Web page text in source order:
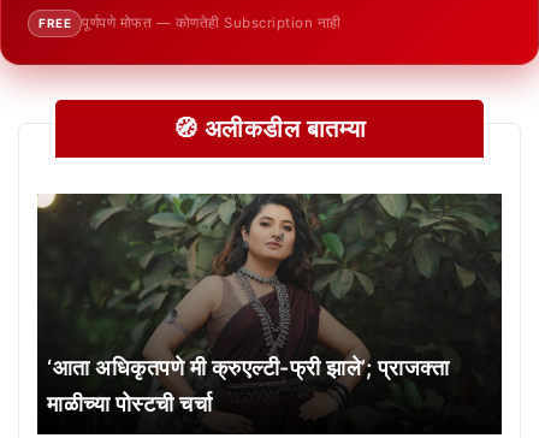
FREE पूर्णपणे मोफत — कोणतेही Subscription नाही
🧭 अलीकडील बातम्या
‘आता अधिकृतपणे मी क्रुएल्टी-फ्री झाले’; प्राजक्ता
माळीच्या पोस्टची चर्चा